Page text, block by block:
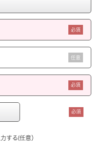
必須
任意
必須
必須
する(任意）